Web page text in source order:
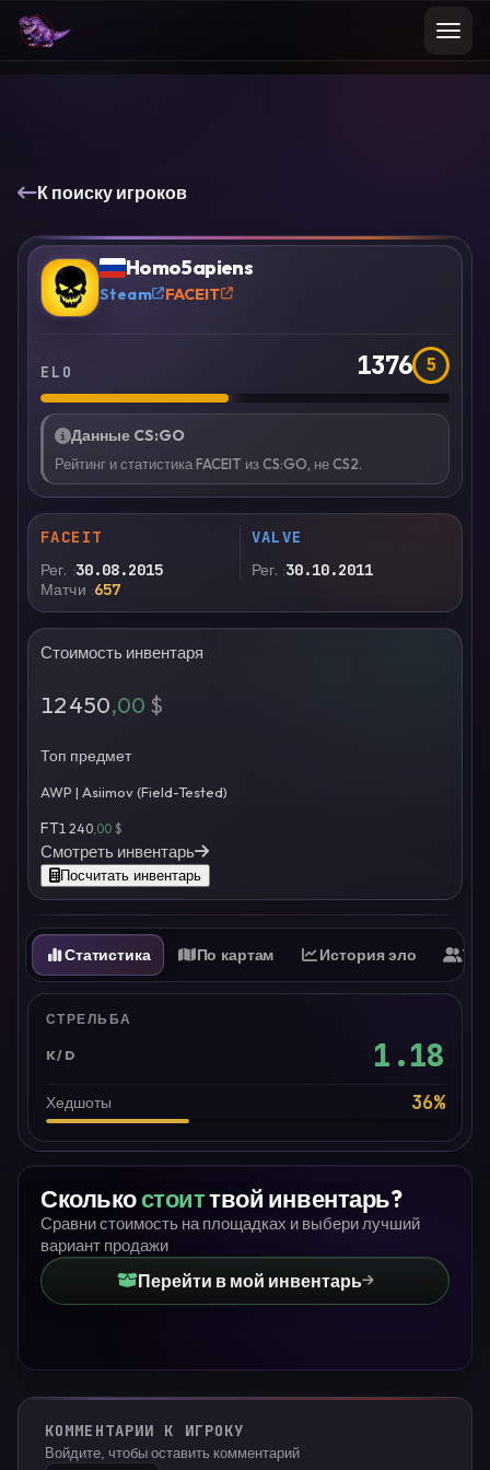
К поиску игроков
? Homo5apiens
Steam FACEIT
ELO 1376 5
Данные CS:GO
Рейтинг и статистика FACEIT из CS:GO, не CS2.
FACEIT
Рег. 30.08.2015
Матчи 657
VALVE
Рег. 30.10.2011
Стоимость инвентаря
12 450,00 $
Топ предмет
AWP | Asiimov (Field-Tested)
FT1 240 ,00 $
Смотреть инвентарь
Посчитать инвентарь
Статистика По картам История эло
СТРЕЛЬБА
K/D 1.18
Хедшоты 36%
Сколькостоиттвой инвентарь?
Сравни стоимость на площадках и выбери лучший
вариант продажи
Перейти в мой инвентарь
КОММЕНТАРИИ К ИГРОКУ
Войдите, чтобы оставить комментарий